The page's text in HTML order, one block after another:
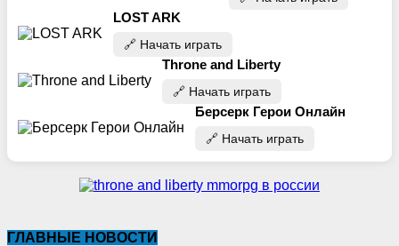
LOST ARK
🔗‍️ Начать играть
Throne and Liberty
🔗‍️ Начать играть
Берсерк Герои Онлайн
🔗‍️ Начать играть
ГЛАВНЫЕ НОВОСТИ